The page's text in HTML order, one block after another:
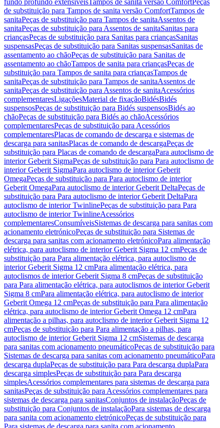
fundo profundo extensíveisTampos de sanita versão ComfortPeças
de substituição para Tampos de sanita versão ComfortTampos de
sanitaPeças de substituição para Tampos de sanitaAssentos de
sanitaPeças de substituição para Assentos de sanitaSanitas para
criançasPeças de substituição para Sanitas para criançasSanitas
suspensasPeças de substituição para Sanitas suspensasSanitas de
assentamento ao chãoPeças de substituição para Sanitas de
assentamento ao chãoTampos de sanita para criançasPeças de
substituição para Tampos de sanita para criançasTampos de
sanitaPeças de substituição para Tampos de sanitaAssentos de
sanitaPeças de substituição para Assentos de sanitaAcessórios
complementaresLigaçõesMaterial de fixaçãoBidésBidés
suspensosPeças de substituição para Bidés suspensosBidés ao
chãoPeças de substituição para Bidés ao chãoAcessórios
complementaresPeças de substituição para Acessórios
complementaresPlacas de comando de descarga e sistemas de
descarga para sanitasPlacas de comando de descargaPeças de
substituição para Placas de comando de descargaPara autoclismo de
interior Geberit SigmaPeças de substituição para Para autoclismo de
interior Geberit SigmaPara autoclismo de interior Geberit
OmegaPeças de substituição para Para autoclismo de interior
Geberit OmegaPara autoclismo de interior Geberit DeltaPeças de
substituição para Para autoclismo de interior Geberit DeltaPara
autoclismo de interior TwinlinePeças de substituição para Para
autoclismo de interior TwinlineAcessórios
complementaresConsumíveisSistemas de descarga para sanitas com
acionamento eletrónicoPeças de substituição para Sistemas de
descarga para sanitas com acionamento eletrónicoPara alimentação
elétrica, para autoclismo de interior Geberit Sigma 12 cmPeças de
substituição para Para alimentação elétrica, para autoclismo de
interior Geberit Sigma 12 cmPara alimentação elétrica, para
autoclismos de interior Geberit Sigma 8 cmPeças de substituição
para Para alimentação elétrica, para autoclismos de interior Geberit
Sigma 8 cmPara alimentação elétrica, para autoclismo de interior
Geberit Omega 12 cmPeças de substituição para Para alimentação
elétrica, para autoclismo de interior Geberit Omega 12 cmPara
alimentação a pilhas, para autoclismo de interior Geberit Sigma 12
cmPeças de substituição para Para alimentação a pilhas, para
autoclismo de interior Geberit Sigma 12 cmSistemas de descarga
para sanitas com acionamento pneumáticoPeças de substituição para
Sistemas de descarga para sanitas com acionamento pneumáticoPara
descarga duplaPeças de substituição para Para descarga duplaPara
descarga simplesPeças de substituição para Para descarga
simplesAcessórios complementares para sistemas de descarga para
sanitasPeças de substituição para Acessórios complementares para
sistemas de descarga para sanitasConjuntos de instalaçãoPeças de
substituição para Conjuntos de instalaçãoPara sistemas de descarga
para sanita com acionamento eletrónicoPeças de substituição para
Para sistemas de descarga para sanita com acionamento